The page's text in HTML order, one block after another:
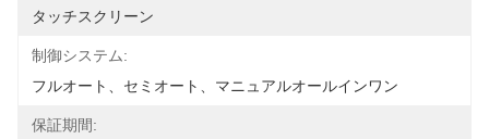
タッチスクリーン
制御システム:
フルオート、セミオート、マニュアルオールインワン
保証期間: